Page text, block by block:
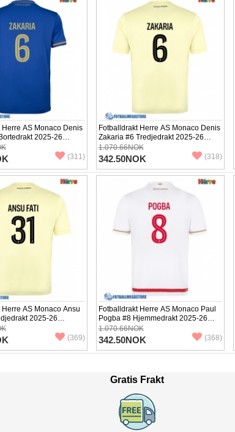
Herre AS Monaco Denis
2025-26
(311)
Fotballdrakt Herre AS Monaco Denis
Zakaria #6 Tredjedrakt 2025-26
Kortermet
1.070.66NOK
342.50NOK (318)
Herre AS Monaco Ansu
2025-26
(369)
Fotballdrakt Herre AS Monaco Paul
Pogba #8 Hjemmedrakt 2025-26
Kortermet
1.070.66NOK
342.50NOK (368)
Gratis Frakt